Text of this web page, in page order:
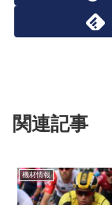
関連記事
機材情報